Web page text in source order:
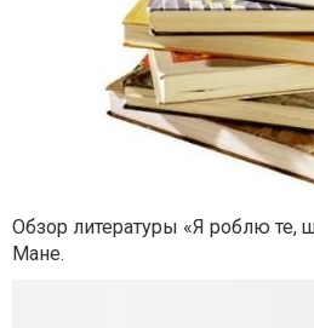
Обзор литературы «Я роблю те,
Мане.